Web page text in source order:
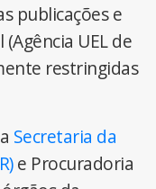
publicações e
UEL de
restringidas
Secretaria da
e Procuradoria